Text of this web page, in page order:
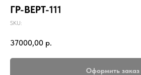
ГР-ВЕРТ-111
SKU:
37000,00 р.
Оформить заказ